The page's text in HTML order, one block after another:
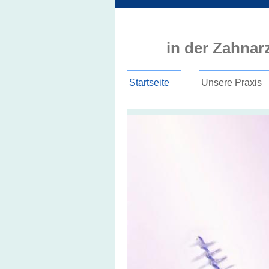
in der
Startseite Unsere Praxis